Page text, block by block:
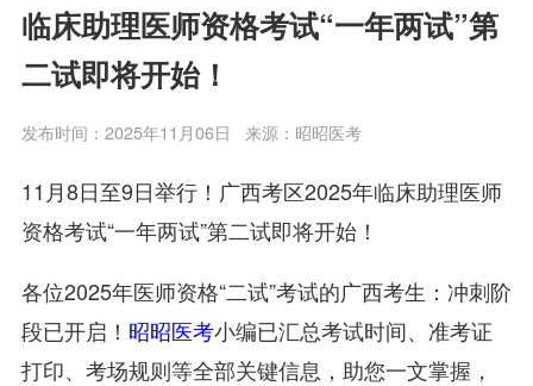
临床助理医师资格考试“一年两试”第
二试即将开始！
发布时间：2025年11月06日 来源：昭昭医考
11月8日至9日举行！广西考区2025年临床助理医师
资格考试“一年两试”第二试即将开始！
各位2025年医师资格“二试”考试的广西考生：冲刺阶
段已开启！ 昭昭医考小编已汇总考试时间、准考证
打印、考场规则等全部关键信息，助您一文掌握，